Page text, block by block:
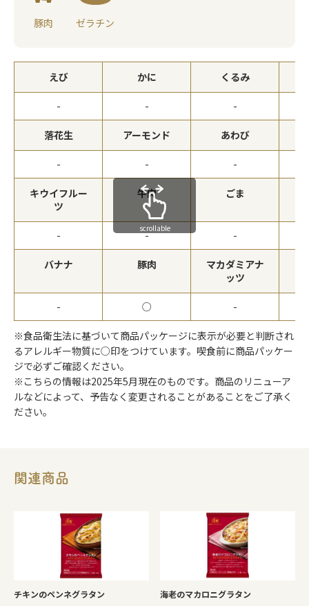
豚肉 ゼラチン
えび かに くるみ
- - -
落花生 アーモンド あわび
- - -
キウイフルー
ツ
牛肉 ごま
- - -
バナナ 豚肉
マカダミアナ
ッツ
- ○ -
scrollable
※食品衛生法に基づいて商品パッケージに表示が必要と判断され
るアレルギー物質に○印をつけています。喫食前に商品パッケー
ジで必ずご確認ください。
※こちらの情報は2025年5月現在のものです。商品のリニューア
ルなどによって、予告なく変更されることがあることをご了承く
ださい。
関連商品
チキンのペンネグラタン 海老のマカロニグラタン